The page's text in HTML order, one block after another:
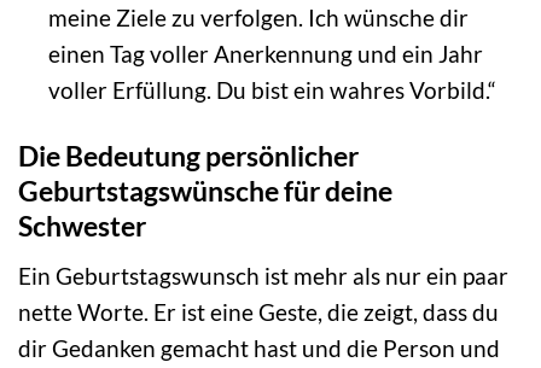
meine Ziele zu verfolgen. Ich wünsche dir
einen Tag voller Anerkennung und ein Jahr
voller Erfüllung. Du bist ein wahres Vorbild.“
Die Bedeutung persönlicher
Geburtstagswünsche für deine
Schwester
Ein Geburtstagswunsch ist mehr als nur ein paar
nette Worte. Er ist eine Geste, die zeigt, dass du
dir Gedanken gemacht hast und die Person und